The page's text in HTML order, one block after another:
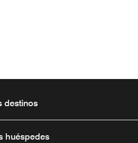
destinos
huéspedes